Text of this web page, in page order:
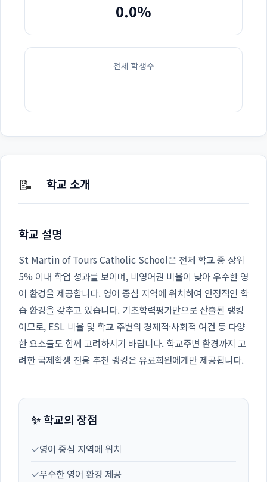
0.0%
전체 학생수
📝 학교 소개
학교 설명
St Martin of Tours Catholic School은 전체 학교 중 상위
5% 이내 학업 성과를 보이며, 비영어권 비율이 낮아 우수한 영
어 환경을 제공합니다. 영어 중심 지역에 위치하여 안정적인 학
습 환경을 갖추고 있습니다. 기초학력평가만으로 산출된 랭킹
이므로, ESL 비율 및 학교 주변의 경제적·사회적 여건 등 다양
한 요소들도 함께 고려하시기 바랍니다. 학교주변 환경까지 고
려한 국제학생 전용 추천 랭킹은 유료회원에게만 제공됩니다.
✨ 학교의 장점
✓영어 중심 지역에 위치
✓우수한 영어 환경 제공